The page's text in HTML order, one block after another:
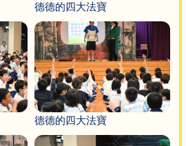
德德的四大法寶
德德的四大法寶